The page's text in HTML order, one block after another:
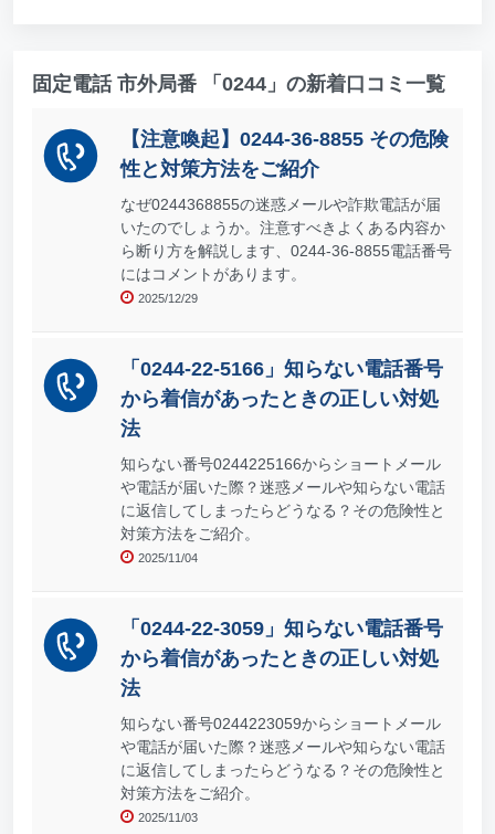
固定電話 市外局番 「0244」の新着口コミ一覧
【注意喚起】0244-36-8855 その危険
性と対策方法をご紹介
なぜ0244368855の迷惑メールや詐欺電話が届
いたのでしょうか。注意すべきよくある内容か
ら断り方を解説します、0244-36-8855電話番号
にはコメントがあります。
2025/12/29
「0244-22-5166」知らない電話番号
から着信があったときの正しい対処
法
知らない番号0244225166からショートメール
や電話が届いた際？迷惑メールや知らない電話
に返信してしまったらどうなる？その危険性と
対策方法をご紹介。
2025/11/04
「0244-22-3059」知らない電話番号
から着信があったときの正しい対処
法
知らない番号0244223059からショートメール
や電話が届いた際？迷惑メールや知らない電話
に返信してしまったらどうなる？その危険性と
対策方法をご紹介。
2025/11/03